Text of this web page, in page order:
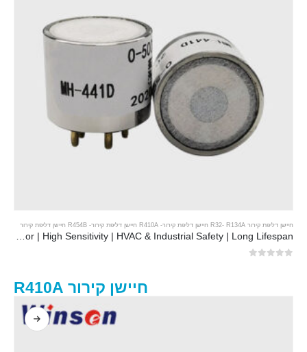
חיישן דליפת קירור R32 - R134A חיישן דליפת קירור - R410A חיישן דליפת קירור - R454B חיישן דליפת קירור
MH-441D NDIR Infrared Refrigerant Sensor | High Sensitivity | HVAC & Industrial Safety | Long Lifespan
חיישן קירור R410A